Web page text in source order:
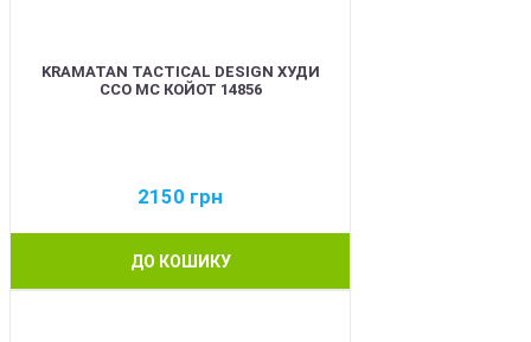
KRAMATAN TACTICAL DESIGN ХУДИ
ССО МС КОЙОТ 14856
2150 грн
ДО КОШИКУ